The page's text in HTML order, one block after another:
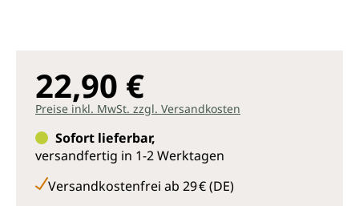
22,90 €
Preise inkl. MwSt. zzgl. Versandkosten
Sofort lieferbar,
versandfertig in 1-2 Werktagen
Versandkostenfrei ab 29 € (DE)